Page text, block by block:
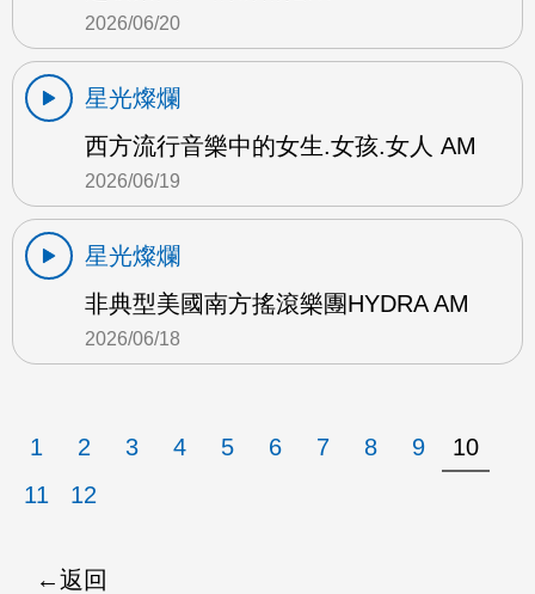
2026/06/20
星光燦爛
西方流行音樂中的女生.女孩.女人 AM
2026/06/19
星光燦爛
非典型美國南方搖滾樂團HYDRA AM
2026/06/18
1 2 3 4 5 6 7 8 9
10
11
12
返回